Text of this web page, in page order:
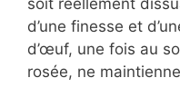
d’une finesse et
d’œuf, une fois au
rosée, ne